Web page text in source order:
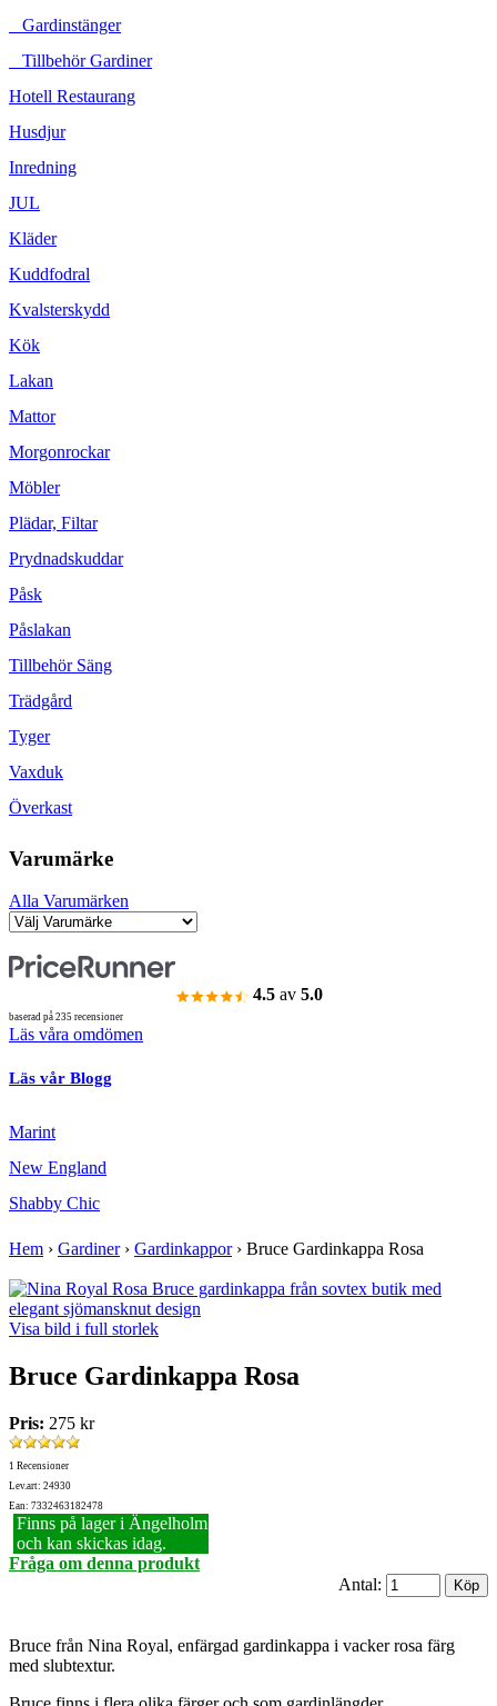
Gardinstänger
Tillbehör Gardiner
Hotell Restaurang
Husdjur
Inredning
JUL
Kläder
Kuddfodral
Kvalsterskydd
Kök
Lakan
Mattor
Morgonrockar
Möbler
Plädar, Filtar
Prydnadskuddar
Påsk
Påslakan
Tillbehör Säng
Trädgård
Tyger
Vaxduk
Överkast
Varumärke
Alla Varumärken
4.5 av 5.0
baserad på 235 recensioner
Läs våra omdömen
Läs vår Blogg
Marint
New England
Shabby Chic
Hem › Gardiner› Gardinkappor› Bruce Gardinkappa Rosa
Visa bild i full storlek
Bruce Gardinkappa Rosa
Pris: 275 kr
1 Recensioner
Lev.art: 24930
Ean: 7332463182478
Finns på lager i Ängelholm
och kan skickas idag.
Fråga om denna produkt
Antal:
Bruce från Nina Royal, enfärgad gardinkappa i vacker rosa färg
med slubtextur.